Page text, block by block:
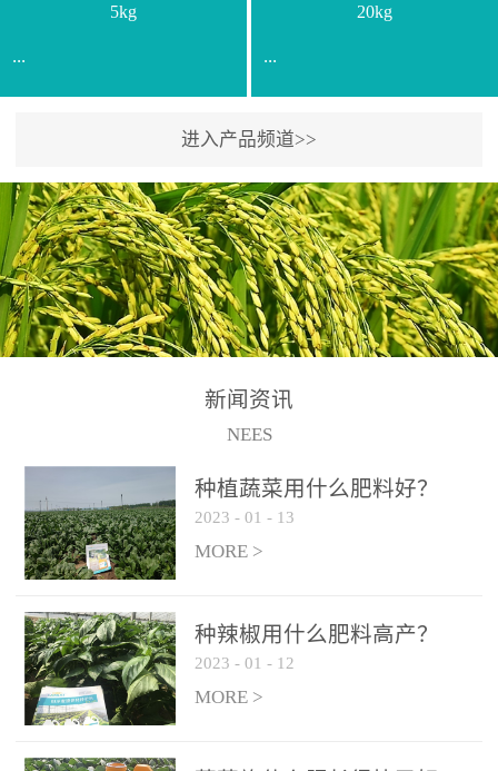
释均匀喷施苗床;移栽前一
天，用同样方法再喷施一
次。移栽前使用，储存在
苗株体内，移栽后，逐步
释放并快速补充营养。3、
作为补氮肥使用：30-100
倍喷施，在开花前期、幼
果期及采摘后各施一次，
间隔2-3周喷施一次。4、
作为叶面肥喷施使用：稀
周喷施一次。5、冲施及滴
灌：亩用量2-3公斤，冲施
进水75%后再进肥效果更
佳。
与复合肥、水溶肥或细土
混均后沟施、穴施、撒施
均可。3、沟施穴施:幼树
环状沟施，每棵用150-
200g，成年树放射状沟
施，每棵用0.5kg-1kg，可
拌肥施，也可拌土施。4、
拌苗床土：每平方米苗床
土用本品1kg-2kg与苗床土
混匀后播种。5、园林盆
土用本品30g-50g追肥或作
底肥。
5kg
...
【通用名称】有机水溶肥
料【产品剂型】水剂【产
品规格】5kg、20kg【技术
指标】有机质≥200g/L、
N+K2O70g/L、PH:6.5-
8.5、水不溶物≤50g/L【执
行标准】NY/T3831-
(2019)准字15306号【使用
灌及无土栽培和营养液的
配方施肥。1、苗期冲施、
滴灌:3-5kg/亩/次(45-75kg/
公顷/次)。2、花前花后或
生长前期︰冲施、滴灌2.5-
5kg/亩/次配合大量元素水
溶肥一起使用，花芽、花
苞饱满，座果率高。3、幼
20kg
...
【通用名称】有机水溶肥
料【产品剂型】水剂【产
品规格】5kg、20kg【技术
指标】有机质≥200g/L、
N+K2O70g/L、PH:6.5-
8.5、水不溶物≤50g/L【执
行标准】NY/T3831-
(2019)准字15306号【使用
方法】适合于基施、追
灌及无土栽培和营养液的
配方施肥。1、苗期冲施、
5kg/亩/次配合大量元素水
进入产品频道>>
新闻资讯
NEES
种植蔬菜用什么肥料好？
2023 - 01 - 13
MORE >
种辣椒用什么肥料高产？
2023 - 01 - 12
MORE >